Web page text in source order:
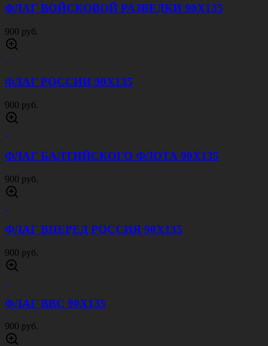
ФЛАГ ВОЙСКОВОЙ РАЗВЕДКИ 90Х135
900 руб.
ФЛАГ РОССИИ 90Х135
900 руб.
ФЛАГ БАЛТИЙСКОГО ФЛОТА 90Х135
900 руб.
ФЛАГ ВПЕРЕД РОССИЯ 90Х135
900 руб.
ФЛАГ ВВС 90Х135
900 руб.